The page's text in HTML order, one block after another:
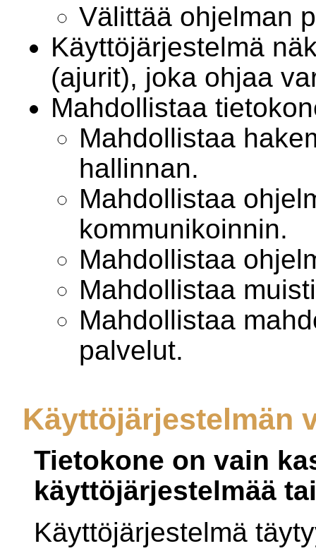
Välittää ohjelman
Käyttöjärjestelmä
(ajurit), joka ohjaa
Mahdollistaa
Mahdollistaa
hallinnan.
Mahdollistaa
kommunikoinnin.
Mahdollistaa
Mahdollistaa
Mahdollistaa
palvelut.
Käyttöjärjestelmän
Tietokone on vain
käyttöjärjestelmää
Käyttöjärjestelmä